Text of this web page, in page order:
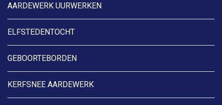
AARDEWERK UURWERKEN
ELFSTEDENTOCHT
GEBOORTEBORDEN
KERFSNEE AARDEWERK